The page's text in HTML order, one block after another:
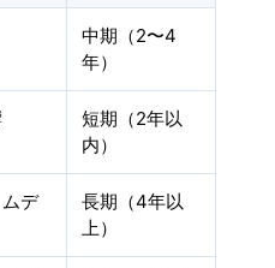
中期（2〜4
年）
短期（2年以
内）
デ
長期（4年以
上）